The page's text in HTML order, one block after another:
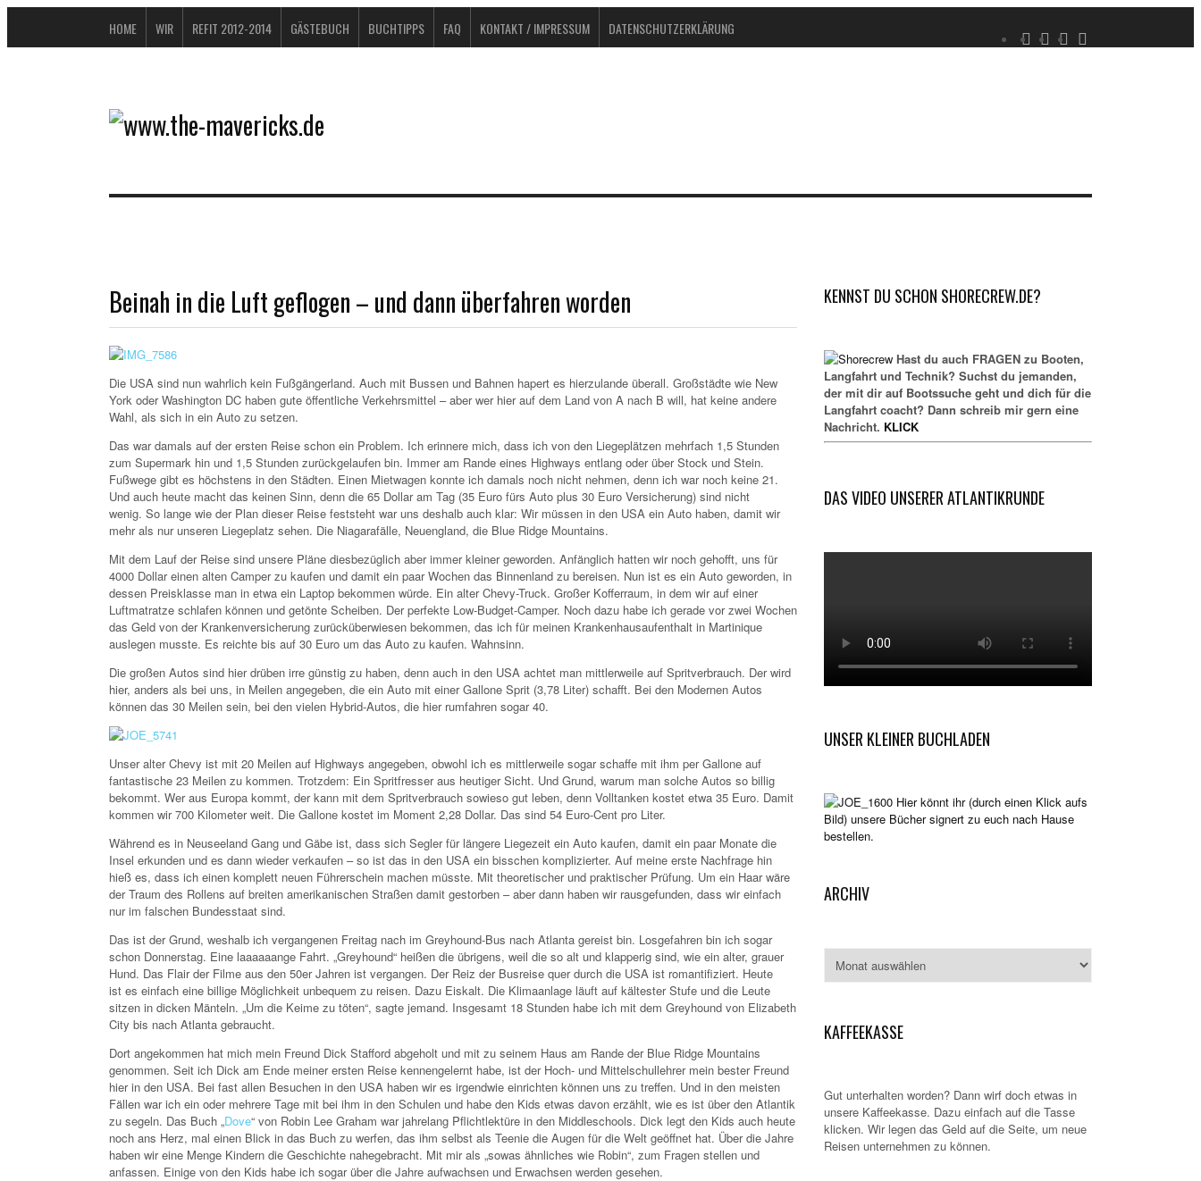
HOME WIR REFIT 2012-2014 GÄSTEBUCH BUCHTIPPS FAQ KONTAKT / IMPRESSUM DATENSCHUTZERKLÄRUNG
Beinah in die Luft geflogen – und dann überfahren worden
Die USA sind nun wahrlich kein Fußgängerland. Auch mit Bussen und Bahnen hapert es hierzulande überall. Großstädte wie New
York oder Washington DC haben gute öffentliche Verkehrsmittel – aber wer hier auf dem Land von A nach B will, hat keine andere
Wahl, als sich in ein Auto zu setzen.
Das war damals auf der ersten Reise schon ein Problem. Ich erinnere mich, dass ich von den Liegeplätzen mehrfach 1,5 Stunden
zum Supermark hin und 1,5 Stunden zurückgelaufen bin. Immer am Rande eines Highways entlang oder über Stock und Stein.
Fußwege gibt es höchstens in den Städten. Einen Mietwagen konnte ich damals noch nicht nehmen, denn ich war noch keine 21.
Und auch heute macht das keinen Sinn, denn die 65 Dollar am Tag (35 Euro fürs Auto plus 30 Euro Versicherung) sind nicht
wenig. So lange wie der Plan dieser Reise feststeht war uns deshalb auch klar: Wir müssen in den USA ein Auto haben, damit wir
mehr als nur unseren Liegeplatz sehen. Die Niagarafälle, Neuengland, die Blue Ridge Mountains.
Mit dem Lauf der Reise sind unsere Pläne diesbezüglich aber immer kleiner geworden. Anfänglich hatten wir noch gehofft, uns für
4000 Dollar einen alten Camper zu kaufen und damit ein paar Wochen das Binnenland zu bereisen. Nun ist es ein Auto geworden, in
dessen Preisklasse man in etwa ein Laptop bekommen würde. Ein alter Chevy-Truck. Großer Kofferraum, in dem wir auf einer
Luftmatratze schlafen können und getönte Scheiben. Der perfekte Low-Budget-Camper. Noch dazu habe ich gerade vor zwei Wochen
das Geld von der Krankenversicherung zurücküberwiesen bekommen, das ich für meinen Krankenhausaufenthalt in Martinique
auslegen musste. Es reichte bis auf 30 Euro um das Auto zu kaufen. Wahnsinn.
Die großen Autos sind hier drüben irre günstig zu haben, denn auch in den USA achtet man mittlerweile auf Spritverbrauch. Der wird
hier, anders als bei uns, in Meilen angegeben, die ein Auto mit einer Gallone Sprit (3,78 Liter) schafft. Bei den Modernen Autos
können das 30 Meilen sein, bei den vielen Hybrid-Autos, die hier rumfahren sogar 40.
Unser alter Chevy ist mit 20 Meilen auf Highways angegeben, obwohl ich es mittlerweile sogar schaffe mit ihm per Gallone auf
fantastische 23 Meilen zu kommen. Trotzdem: Ein Spritfresser aus heutiger Sicht. Und Grund, warum man solche Autos so billig
bekommt. Wer aus Europa kommt, der kann mit dem Spritverbrauch sowieso gut leben, denn Volltanken kostet etwa 35 Euro. Damit
kommen wir 700 Kilometer weit. Die Gallone kostet im Moment 2,28 Dollar. Das sind 54 Euro-Cent pro Liter.
Während es in Neuseeland Gang und Gäbe ist, dass sich Segler für längere Liegezeit ein Auto kaufen, damit ein paar Monate die
Insel erkunden und es dann wieder verkaufen – so ist das in den USA ein bisschen komplizierter. Auf meine erste Nachfrage hin
hieß es, dass ich einen komplett neuen Führerschein machen müsste. Mit theoretischer und praktischer Prüfung. Um ein Haar wäre
der Traum des Rollens auf breiten amerikanischen Straßen damit gestorben – aber dann haben wir rausgefunden, dass wir einfach
nur im falschen Bundesstaat sind.
Das ist der Grund, weshalb ich vergangenen Freitag nach im Greyhound-Bus nach Atlanta gereist bin. Losgefahren bin ich sogar
schon Donnerstag. Eine laaaaaange Fahrt. „Greyhound“ heißen die übrigens, weil die so alt und klapperig sind, wie ein alter, grauer
Hund. Das Flair der Filme aus den 50er Jahren ist vergangen. Der Reiz der Busreise quer durch die USA ist romantifiziert. Heute
ist es einfach eine billige Möglichkeit unbequem zu reisen. Dazu Eiskalt. Die Klimaanlage läuft auf kältester Stufe und die Leute
sitzen in dicken Mänteln. „Um die Keime zu töten“, sagte jemand. Insgesamt 18 Stunden habe ich mit dem Greyhound von Elizabeth
City bis nach Atlanta gebraucht.
Dort angekommen hat mich mein Freund Dick Stafford abgeholt und mit zu seinem Haus am Rande der Blue Ridge Mountains
genommen. Seit ich Dick am Ende meiner ersten Reise kennengelernt habe, ist der Hoch- und Mittelschullehrer mein bester Freund
hier in den USA. Bei fast allen Besuchen in den USA haben wir es irgendwie einrichten können uns zu treffen. Und in den meisten
Fällen war ich ein oder mehrere Tage mit bei ihm in den Schulen und habe den Kids etwas davon erzählt, wie es ist über den Atlantik
zu segeln. Das Buch „Dove“ von Robin Lee Graham war jahrelang Pflichtlektüre in den Middleschools. Dick legt den Kids auch heute
noch ans Herz, mal einen Blick in das Buch zu werfen, das ihm selbst als Teenie die Augen für die Welt geöffnet hat. Über die Jahre
haben wir eine Menge Kindern die Geschichte nahegebracht. Mit mir als „sowas ähnliches wie Robin“, zum Fragen stellen und
anfassen. Einige von den Kids habe ich sogar über die Jahre aufwachsen und Erwachsen werden gesehen.
KENNST DU SCHON SHORECREW.DE?
Hast du auch FRAGEN zu Booten,
Langfahrt und Technik? Suchst du jemanden,
der mit dir auf Bootssuche geht und dich für die
Langfahrt coacht? Dann schreib mir gern eine
Nachricht. KLICK
DAS VIDEO UNSERER ATLANTIKRUNDE
UNSER KLEINER BUCHLADEN
Hier könnt ihr (durch einen Klick aufs
Bild) unsere Bücher signert zu euch nach Hause
bestellen.
ARCHIV
KAFFEEKASSE
Gut unterhalten worden? Dann wirf doch etwas in
unsere Kaffeekasse. Dazu einfach auf die Tasse
klicken. Wir legen das Geld auf die Seite, um neue
Reisen unternehmen zu können.